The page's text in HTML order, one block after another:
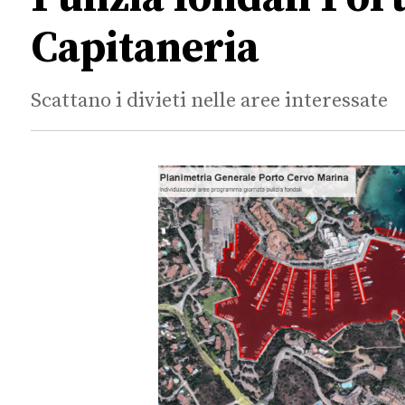
Capitaneria
Scattano i divieti nelle aree interessate